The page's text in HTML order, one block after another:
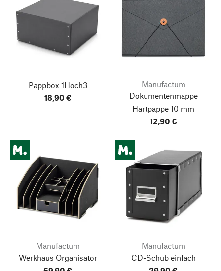
Pappbox 1Hoch3
18,90 €
Manufactum
Dokumentenmappe
Hartpappe 10 mm
12,90 €
Manufactum
Werkhaus Organisator
Manufactum
CD-Schub einfach